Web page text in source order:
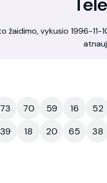
žaidimo, vykusio 1996-
73 70 59 16 52
39 18 20 65 38